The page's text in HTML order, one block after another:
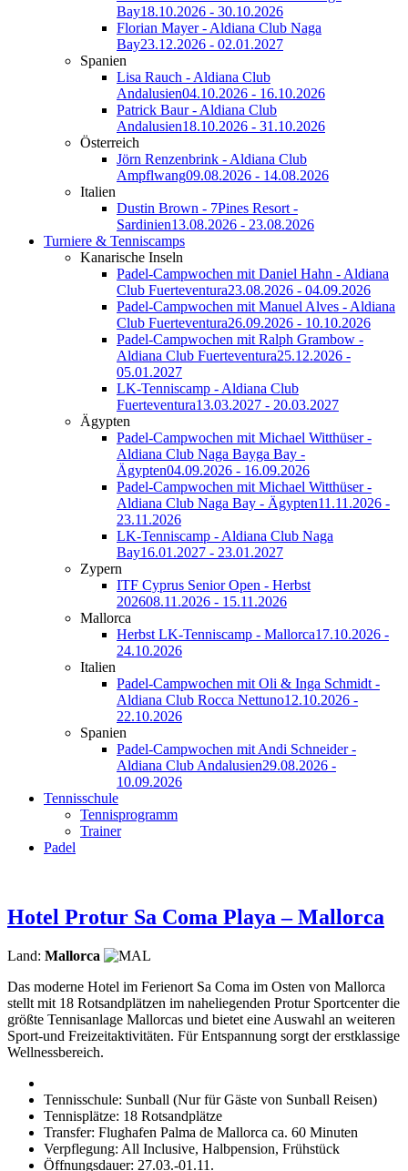
Bay18.10.2026 - 30.10.2026
Florian Mayer - Aldiana Club Naga
Bay23.12.2026 - 02.01.2027
Spanien
Lisa Rauch - Aldiana Club
Andalusien04.10.2026 - 16.10.2026
Patrick Baur - Aldiana Club
Andalusien18.10.2026 - 31.10.2026
Österreich
Jörn Renzenbrink - Aldiana Club
Ampflwang09.08.2026 - 14.08.2026
Italien
Dustin Brown - 7Pines Resort -
Sardinien13.08.2026 - 23.08.2026
Turniere & Tenniscamps
Kanarische Inseln
Padel-Campwochen mit Daniel Hahn - Aldiana
Club Fuerteventura23.08.2026 - 04.09.2026
Padel-Campwochen mit Manuel Alves - Aldiana
Club Fuerteventura26.09.2026 - 10.10.2026
Padel-Campwochen mit Ralph Grambow -
Aldiana Club Fuerteventura25.12.2026 -
05.01.2027
LK-Tenniscamp - Aldiana Club
Fuerteventura13.03.2027 - 20.03.2027
Ägypten
Padel-Campwochen mit Michael Witthüser -
Aldiana Club Naga Bayga Bay -
Ägypten04.09.2026 - 16.09.2026
Padel-Campwochen mit Michael Witthüser -
Aldiana Club Naga Bay - Ägypten11.11.2026 -
23.11.2026
LK-Tenniscamp - Aldiana Club Naga
Bay16.01.2027 - 23.01.2027
Zypern
ITF Cyprus Senior Open - Herbst
202608.11.2026 - 15.11.2026
Mallorca
Herbst LK-Tenniscamp - Mallorca17.10.2026 -
24.10.2026
Italien
Padel-Campwochen mit Oli & Inga Schmidt -
Aldiana Club Rocca Nettuno12.10.2026 -
22.10.2026
Spanien
Padel-Campwochen mit Andi Schneider -
Aldiana Club Andalusien29.08.2026 -
10.09.2026
Tennisschule
Tennisprogramm
Trainer
Padel
Hotel Protur Sa Coma Playa – Mallorca
Land: Mallorca
Das moderne Hotel im Ferienort Sa Coma im Osten von Mallorca
stellt mit 18 Rotsandplätzen im naheliegenden Protur Sportcenter die
größte Tennisanlage Mallorcas und bietet eine Auswahl an weiteren
Sport-und Freizeitaktivitäten. Für Entspannung sorgt der erstklassige
Wellnessbereich.
Tennisschule: Sunball (Nur für Gäste von Sunball Reisen)
Tennisplätze: 18 Rotsandplätze
Transfer: Flughafen Palma de Mallorca ca. 60 Minuten
Verpflegung: All Inclusive, Halbpension, Frühstück
Öffnungsdauer: 27.03.-01.11.